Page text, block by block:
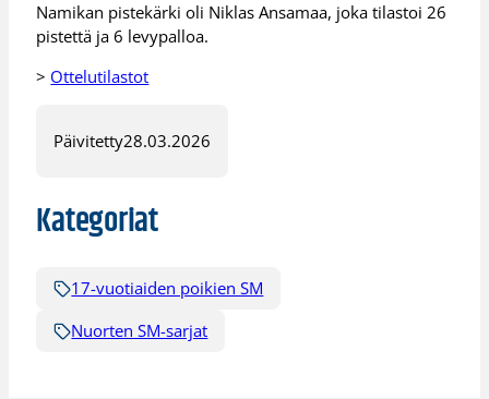
Namikan pistekärki oli Niklas Ansamaa, joka tilastoi 26
pistettä ja 6 levypalloa.
> Ottelutilastot
Päivitetty28.03.2026
Kategoriat
17-vuotiaiden poikien SM
Nuorten SM-sarjat